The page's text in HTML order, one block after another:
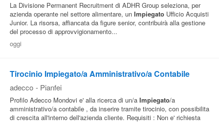
La Divisione Permanent Recruitment di ADHR Group seleziona, per
azienda operante nel settore alimentare, un Impiegato Ufficio Acquisti
Junior. La risorsa, affiancata da figure senior, contribuirà alla gestione
del processo di approvvigionamento...
oggi
Tirocinio Impiegato/a Amministrativo/a Contabile
adecco - Pianfei
Profilo Adecco Mondovi e' alla ricerca di un/a Impiegato/a
amministrativo/a contabile , da inserire tramite tirocinio, con possibilita
di crescita all'interno dell'azienda cliente. Requisiti : Non e' richiesta